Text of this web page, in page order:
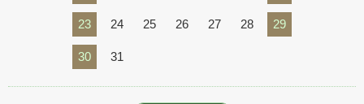
23 24 25 26 27 28 29
30 31